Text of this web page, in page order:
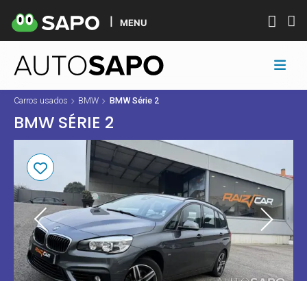
MENU
Carros usados BMW BMW Série 2
BMW SÉRIE 2